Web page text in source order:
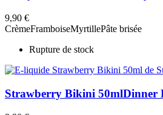
9,90 €
CrèmeFramboiseMyrtillePâte brisée
Rupture de stock
Strawberry Bikini 50mlDinner